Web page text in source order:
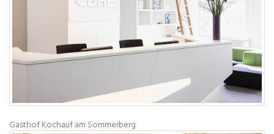
Gasthof Kochauf am Sommerberg